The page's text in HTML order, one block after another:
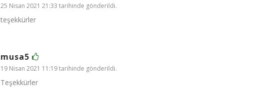
25 Nisan 2021 21:33 tarihinde gönderildi.
teşekkürler
musa5
19 Nisan 2021 11:19 tarihinde gönderildi.
Teşekkürler